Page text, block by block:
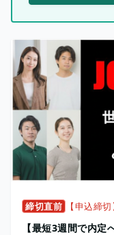
締切直前 【申込締
【最短3週間で内